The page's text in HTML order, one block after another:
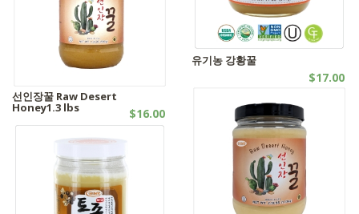
유기농 강황꿀
$17.00
선인장꿀 Raw Desert
Honey1.3 lbs $16.00
꿀제품